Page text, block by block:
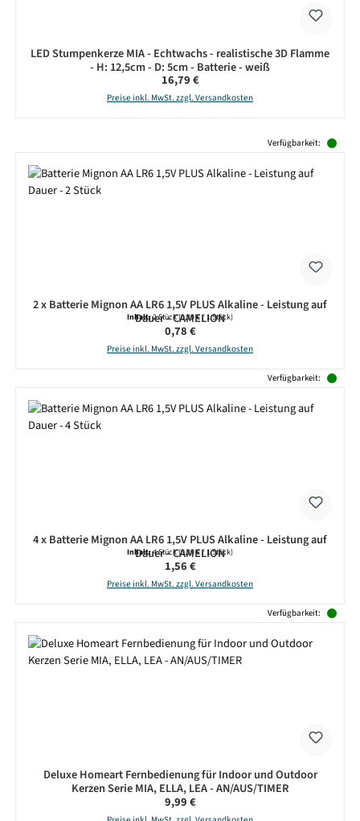
LED Stumpenkerze MIA - Echtwachs - realistische 3D Flamme
- H: 12,5cm - D: 5cm - Batterie - weiß
Regulärer Preis:
16,79 €
Preise inkl. MwSt. zzgl. Versandkosten
Verfügbarkeit:
2 x Batterie Mignon AA LR6 1,5V PLUS Alkaline - Leistung auf
Dauer - CAMELION
Inhalt:2 Stück(0,39 € / 1 Stück)
Regulärer Preis:
0,78 €
Preise inkl. MwSt. zzgl. Versandkosten
Verfügbarkeit:
4 x Batterie Mignon AA LR6 1,5V PLUS Alkaline - Leistung auf
Dauer - CAMELION
Inhalt:4 Stück(0,39 € / 1 Stück)
Regulärer Preis:
1,56 €
Preise inkl. MwSt. zzgl. Versandkosten
Verfügbarkeit:
Deluxe Homeart Fernbedienung für Indoor und Outdoor
Kerzen Serie MIA, ELLA, LEA - AN/AUS/TIMER
Regulärer Preis:
9,99 €